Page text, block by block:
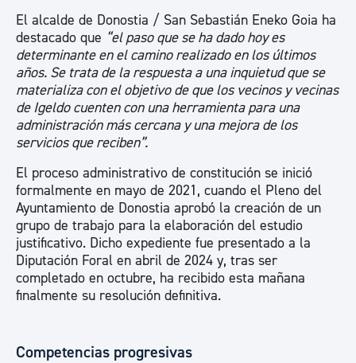
El alcalde de Donostia / San Sebastián Eneko Goia ha
destacado que “el paso que se ha dado hoy es
determinante en el camino realizado en los últimos
años. Se trata de la respuesta a una inquietud que se
materializa con el objetivo de que los vecinos y vecinas
de Igeldo cuenten con una herramienta para una
administración más cercana y una mejora de los
servicios que reciben”.
El proceso administrativo de constitución se inició
formalmente en mayo de 2021, cuando el Pleno del
Ayuntamiento de Donostia aprobó la creación de un
grupo de trabajo para la elaboración del estudio
justificativo. Dicho expediente fue presentado a la
Diputación Foral en abril de 2024 y, tras ser
completado en octubre, ha recibido esta mañana
finalmente su resolución definitiva.
Competencias progresivas